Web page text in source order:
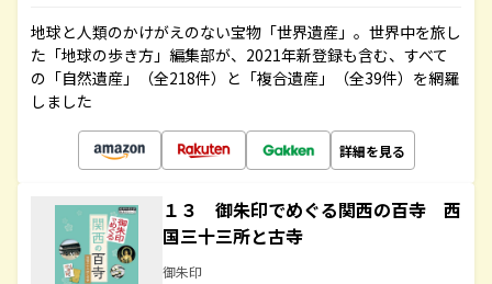
地球と人類のかけがえのない宝物「世界遺産」。世界中を旅し
た「地球の歩き方」編集部が、2021年新登録も含む、すべて
の「自然遺産」（全218件）と「複合遺産」（全39件）を網羅
しました
詳細を見る
１３ 御朱印でめぐる関西の百寺 西
国三十三所と古寺
御朱印